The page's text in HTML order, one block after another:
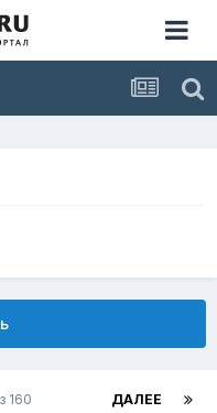
ДАЛЕЕ
160